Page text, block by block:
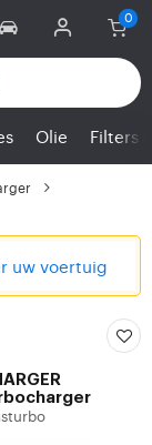
Olie Filters
uw voertuig